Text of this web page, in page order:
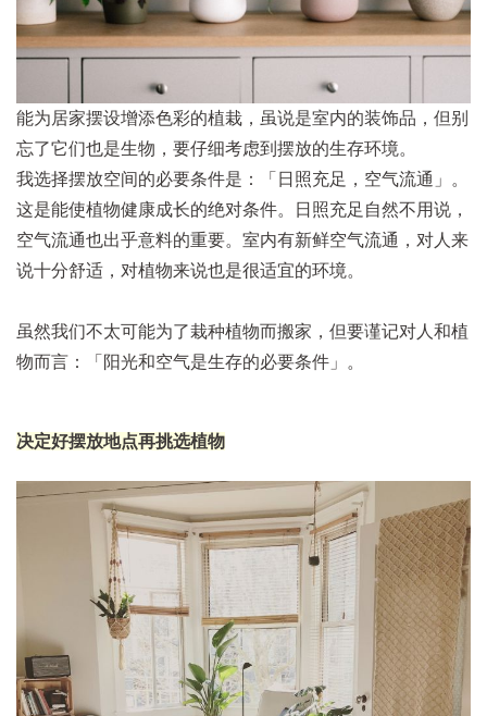
能为居家摆设增添色彩的植栽，虽说是室内的装饰品，但别
忘了它们也是生物，要仔细考虑到摆放的生存环境。
我选择摆放空间的必要条件是：「日照充足，空气流通」。
这是能使植物健康成长的绝对条件。日照充足自然不用说，
空气流通也出乎意料的重要。室内有新鲜空气流通，对人来
说十分舒适，对植物来说也是很适宜的环境。
虽然我们不太可能为了栽种植物而搬家，但要谨记对人和植
物而言：「阳光和空气是生存的必要条件」。
决定好摆放地点再挑选植物